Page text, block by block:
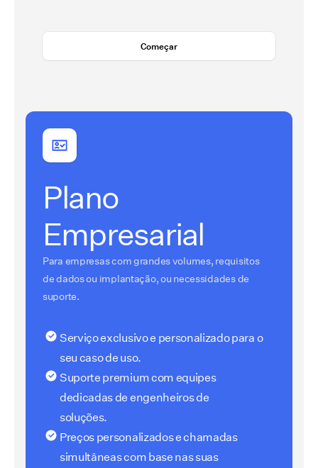
Começar
Plano
Empresarial
Para empresas com grandes volumes, requisitos
de dados ou implantação, ou necessidades de
suporte.
Serviço exclusivo e personalizado para o
seu caso de uso.
Suporte premium com equipes
dedicadas de engenheiros de
soluções.
Preços personalizados e chamadas
simultâneas com base nas suas